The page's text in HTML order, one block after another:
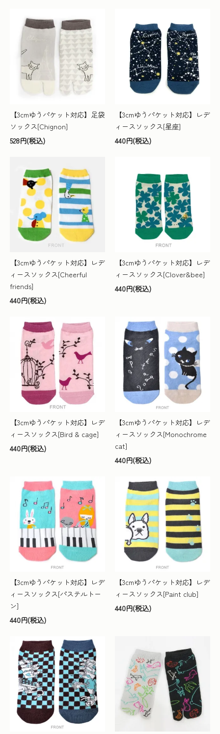
【3cmゆうパケット対応】足袋
ソックス[Chignon]
528円(税込)
【3cmゆうパケット対応】レデ
ィースソックス[星座]
440円(税込)
【3cmゆうパケット対応】レデ
ィースソックス[Cheerful
friends]
440円(税込)
【3cmゆうパケット対応】レデ
ィースソックス[Clover&bee]
440円(税込)
【3cmゆうパケット対応】レデ
ィースソックス[Bird & cage]
440円(税込)
【3cmゆうパケット対応】レデ
ィースソックス[Monochrome
cat]
440円(税込)
【3cmゆうパケット対応】レデ
ィースソックス[パステルトー
ン]
440円(税込)
【3cmゆうパケット対応】レデ
ィースソックス[Paint club]
440円(税込)